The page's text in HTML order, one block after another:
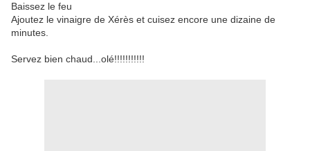
Baissez le feu
Ajoutez le vinaigre de Xérès et cuisez encore une dizaine de
minutes.
Servez bien chaud...olé!!!!!!!!!!!